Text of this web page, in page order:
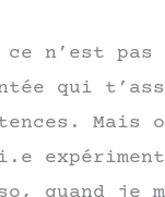
n’est pas
qui
Mais